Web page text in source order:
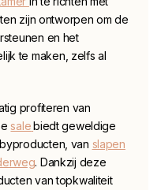
zijn ontworpen om de
en het
te maken, zelfs al
profiteren van
salebiedt geweldige
van slapen
. Dankzij deze
van topkwaliteit